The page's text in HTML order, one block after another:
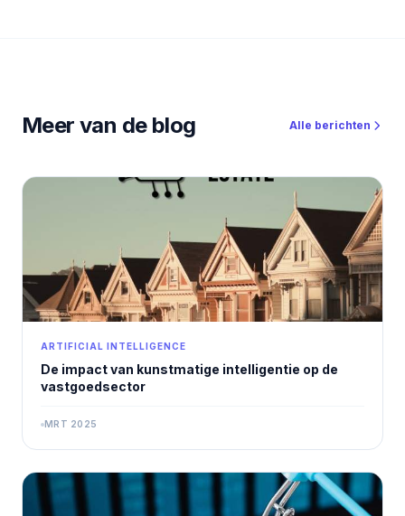
Meer van de blog Alle berichten
ARTIFICIAL INTELLIGENCE
De impact van kunstmatige intelligentie op de
vastgoedsector
MRT 2025